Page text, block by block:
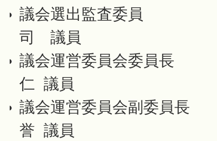
議会選出監査委
司 議員
議会運営委員会委
仁 議員
議会運営委員会副委
誉 議員